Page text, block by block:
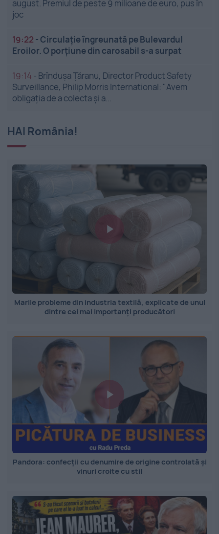
august. Premiul de peste 9 milioane de euro, pus în
joc
19:22 -Circulație îngreunată pe Bulevardul
Eroilor. O porțiune din carosabil s-a surpat
19:14 - Brîndușa Țăranu, Director Product Safety
Surveillance, Philip Morris International: "Avem
obligația de a colecta și a...
HAI România!
Marile probleme din industria textilă, explicate de unul
dintre cei mai importanți producători
Pandora: confecții cu denumire de origine controlată și
vinuri croite cu stil